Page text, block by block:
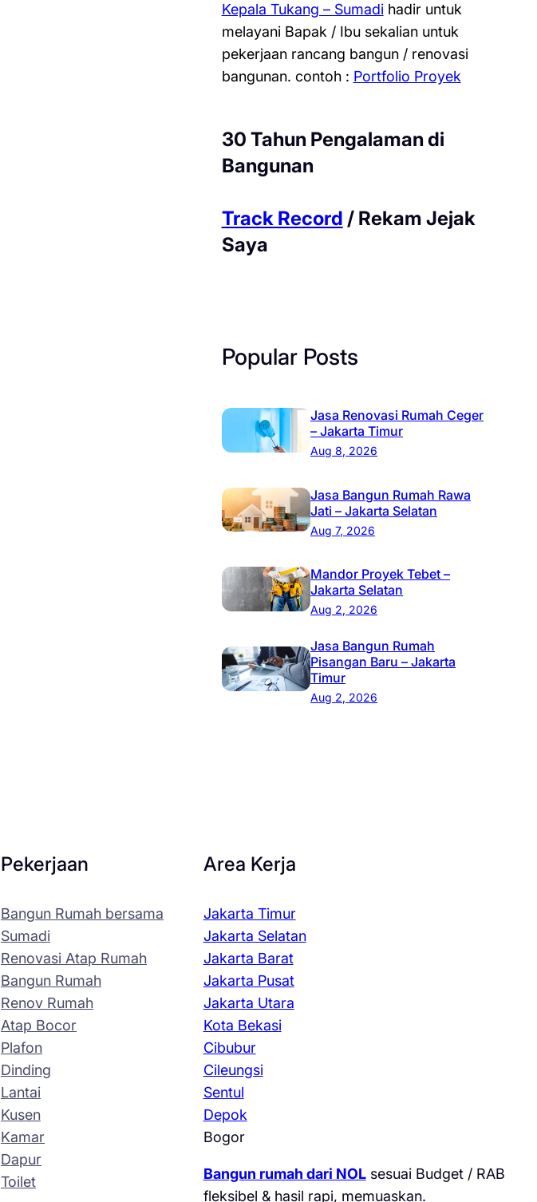
Kepala Tukang – Sumadihadir untuk
melayani Bapak / Ibu sekalian untuk
pekerjaan rancang bangun / renovasi
bangunan. contoh : Portfolio Proyek
30 Tahun Pengalaman di
Bangunan
Track Record / Rekam Jejak
Saya
Popular Posts
Jasa Renovasi Rumah Ceger
– Jakarta Timur
Aug 8, 2026
Jasa Bangun Rumah Rawa
Jati – Jakarta Selatan
Aug 7, 2026
Mandor Proyek Tebet –
Jakarta Selatan
Aug 2, 2026
Jasa Bangun Rumah
Pisangan Baru – Jakarta
Timur
Aug 2, 2026
Pekerjaan
Bangun Rumah bersama
Sumadi
Renovasi Atap Rumah
Bangun Rumah
Renov Rumah
Atap Bocor
Plafon
Dinding
Lantai
Kusen
Kamar
Dapur
Toilet
Area Kerja
Jakarta Timur
Jakarta Selatan
Jakarta Barat
Jakarta Pusat
Jakarta Utara
Kota Bekasi
Cibubur
Cileungsi
Sentul
Depok
Bogor
Bangun rumah dari NOLsesuai Budget / RAB
fleksibel & hasil rapi, memuaskan.